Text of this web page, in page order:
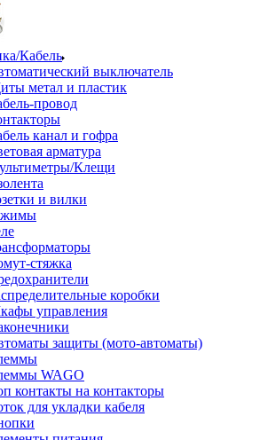
Кабель
выключатель
метал и пластик
провод
канал и гофра
арматура
Клещи
и вилки
стяжка
коробки
управления
защиты (мото-автоматы)
WAGO
контакты на контакторы
для укладки кабеля